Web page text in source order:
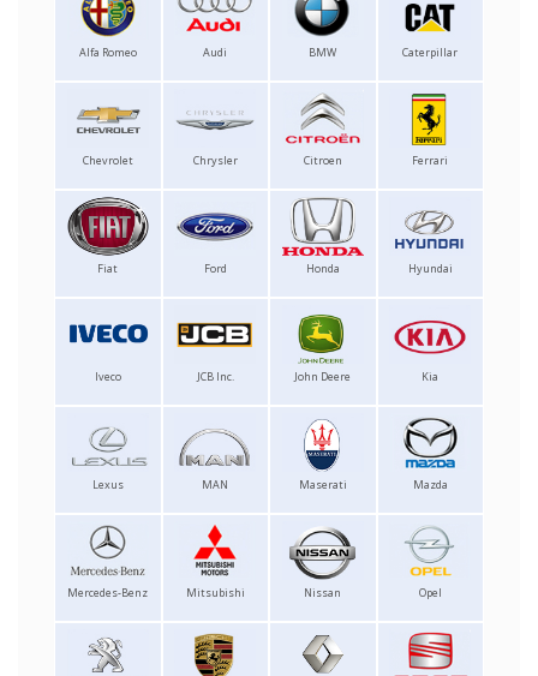
Alfa Romeo Audi BMW Caterpillar
Chevrolet Chrysler Citroen Ferrari
Fiat Ford Honda Hyundai
Iveco JCB Inc. John Deere Kia
Lexus MAN Maserati Mazda
Mercedes-Benz Mitsubishi Nissan Opel